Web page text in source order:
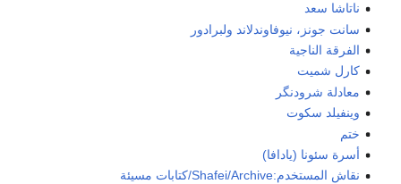
ناتاشا سعد
سانت جونز، نيوفاوندلاند ولبرادور
الفرقة الناجية
كارل شميت
معادلة شرودنگر
وينفيلد سكوت
ختم
أسرة سئونا (يادافا)
نقاش المستخدم:Shafei/Archive/كتابات مسيئة